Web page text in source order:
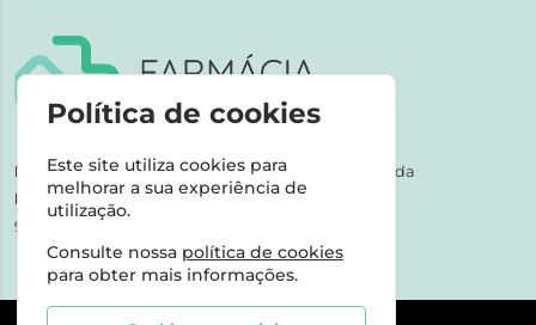
NIPC:507 590 490 | Farmácias Tarige Unipessoal Lda
Horário de Atendimento:
9-17h dias úteis
Política de cookies
Este site utiliza cookies para
melhorar a sua experiência de
utilização.
Consulte nossa política de cookies
para obter mais informações.